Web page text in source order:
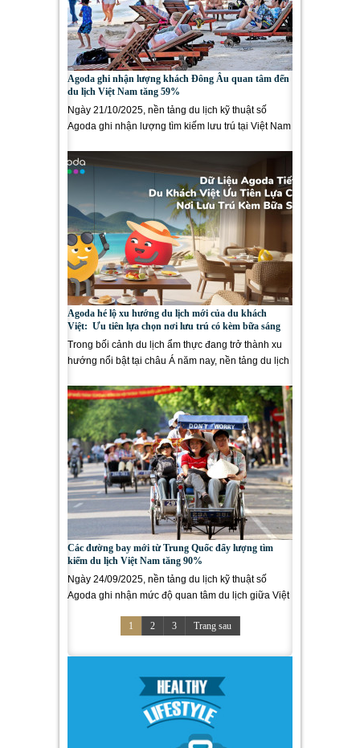
Agoda ghi nhận lượng khách Đông Âu quan tâm đến
du lịch Việt Nam tăng 59%
Ngày 21/10/2025, nền tảng du lịch kỹ thuật số
Agoda ghi nhận lượng tìm kiếm lưu trú tại Việt Nam
Agoda hé lộ xu hướng du lịch mới của du khách
Việt: Ưu tiên lựa chọn nơi lưu trú có kèm bữa sáng
Trong bối cảnh du lịch ẩm thực đang trở thành xu
hướng nổi bật tại châu Á năm nay, nền tảng du lịch
Các đường bay mới từ Trung Quốc đẩy lượng tìm
kiếm du lịch Việt Nam tăng 90%
Ngày 24/09/2025, nền tảng du lịch kỹ thuật số
Agoda ghi nhận mức độ quan tâm du lịch giữa Việt
1
2 3 Trang sau